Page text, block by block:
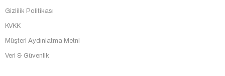
Gizlilik Politikası
KVKK
Müşteri Aydınlatma Metni
Veri & Güvenlik